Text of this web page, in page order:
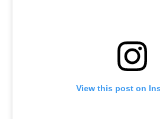
View this post on